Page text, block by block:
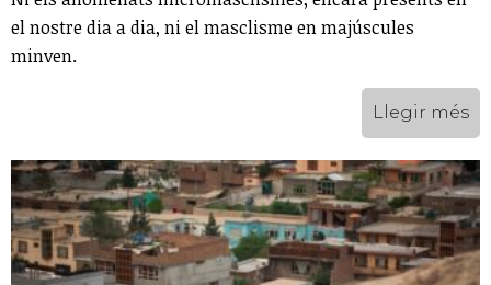
el nostre dia a dia, ni el masclisme en majúscules
minven.
Llegir més